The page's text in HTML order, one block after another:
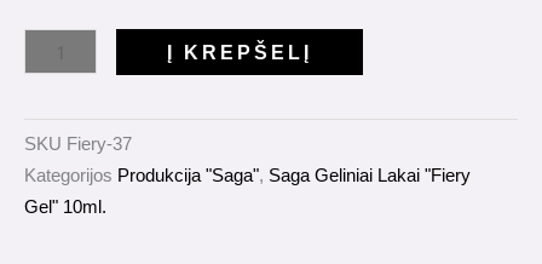
kiekis:
Lakas
Saga
"Fiery
Į KREPŠELĮ
SKU Fiery-37
Kategorijos Produkcija "Saga", Saga Geliniai Lakai "Fiery
Gel" 10ml.